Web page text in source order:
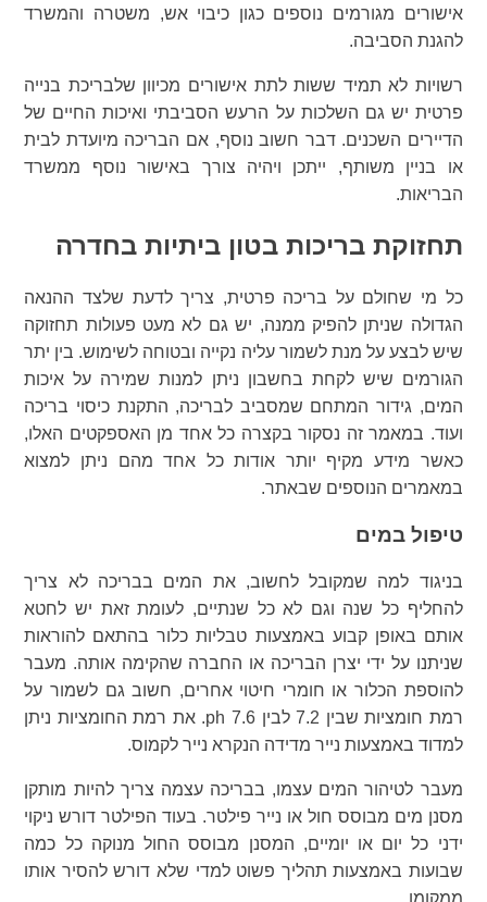
אישורים מגורמים נוספים כגון כיבוי אש, משטרה והמשרד
להגנת הסביבה.
רשויות לא תמיד ששות לתת אישורים מכיוון שלבריכת בנייה
פרטית יש גם השלכות על הרעש הסביבתי ואיכות החיים של
הדיירים השכנים. דבר חשוב נוסף, אם הבריכה מיועדת לבית
או בניין משותף, ייתכן ויהיה צורך באישור נוסף ממשרד
הבריאות.
תחזוקת בריכות בטון ביתיות בחדרה
כל מי שחולם על בריכה פרטית, צריך לדעת שלצד ההנאה
הגדולה שניתן להפיק ממנה, יש גם לא מעט פעולות תחזוקה
שיש לבצע על מנת לשמור עליה נקייה ובטוחה לשימוש. בין יתר
הגורמים שיש לקחת בחשבון ניתן למנות שמירה על איכות
המים, גידור המתחם שמסביב לבריכה, התקנת כיסוי בריכה
ועוד. במאמר זה נסקור בקצרה כל אחד מן האספקטים האלו,
כאשר מידע מקיף יותר אודות כל אחד מהם ניתן למצוא
במאמרים הנוספים שבאתר.
טיפול במים
בניגוד למה שמקובל לחשוב, את המים בבריכה לא צריך
להחליף כל שנה וגם לא כל שנתיים, לעומת זאת יש לחטא
אותם באופן קבוע באמצעות טבליות כלור בהתאם להוראות
שניתנו על ידי יצרן הבריכה או החברה שהקימה אותה. מעבר
להוספת הכלור או חומרי חיטוי אחרים, חשוב גם לשמור על
רמת חומציות שבין 7.2 לבין 7.6 ph. את רמת החומציות ניתן
למדוד באמצעות נייר מדידה הנקרא נייר לקמוס.
מעבר לטיהור המים עצמו, בבריכה עצמה צריך להיות מותקן
מסנן מים מבוסס חול או נייר פילטר. בעוד הפילטר דורש ניקוי
ידני כל יום או יומיים, המסנן מבוסס החול מנוקה כל כמה
שבועות באמצעות תהליך פשוט למדי שלא דורש להסיר אותו
ממקומו.